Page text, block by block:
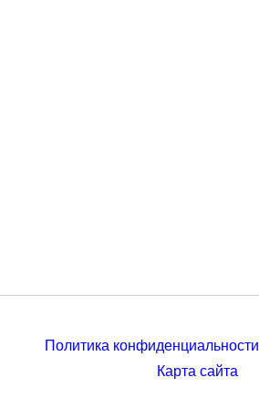
Политика конфиденциальности
Карта сайта